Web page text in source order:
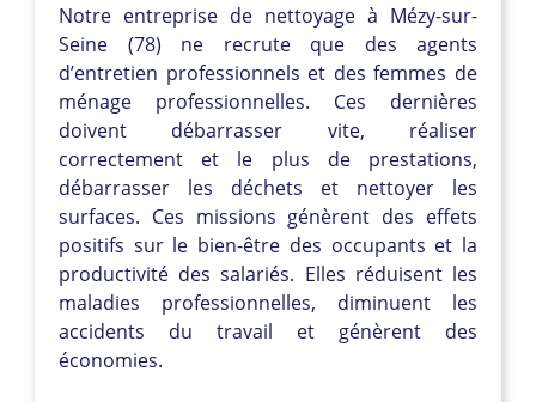
Notre entreprise de nettoyage à Mézy-sur-
Seine (78) ne recrute que des agents
d’entretien professionnels et des femmes de
ménage professionnelles. Ces dernières
doivent débarrasser vite, réaliser
correctement et le plus de prestations,
débarrasser les déchets et nettoyer les
surfaces. Ces missions génèrent des effets
positifs sur le bien-être des occupants et la
productivité des salariés. Elles réduisent les
maladies professionnelles, diminuent les
accidents du travail et génèrent des
économies.